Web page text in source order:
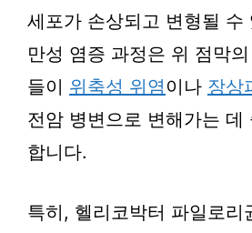
세포가 손상되고 변형될 수
만성 염증 과정은 위 점막
들이 위축성 위염 이나 장상
전암 병변으로 변해가는 데
합니다.
특히, 헬리코박터 파일로리